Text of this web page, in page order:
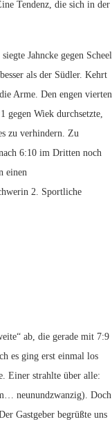
Tendenz, die sich in der
Jahncke gegen Scheel
als der Südler. Kehrt
Arme. Den engen vierten
gegen Wiek durchsetzte,
zu verhindern. Zu
6:10 im Dritten noch
einen
2. Sportliche
ab, die gerade mit 7:9
es ging erst einmal los
Einer strahlte über alle:
neunundzwanzig). Doch
Gastgeber begrüßte uns